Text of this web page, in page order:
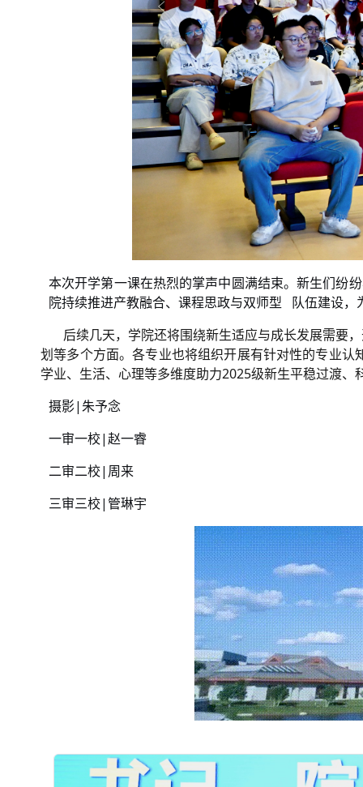
本次开学第一课在热烈的掌声中圆满结束。新生们纷
院持续推进产教融合、课程思政与双师型
队伍建设，
后续几天，学院还将围绕新生适应与成长发展需要
划等多个方面。各专业也将组织开展有针对性的专业
学业、生活、心理等多维度助力2025级新生平稳过渡
摄影|朱予念
一审一校|赵一睿
二审二校|周来
三审三校|管琳宇